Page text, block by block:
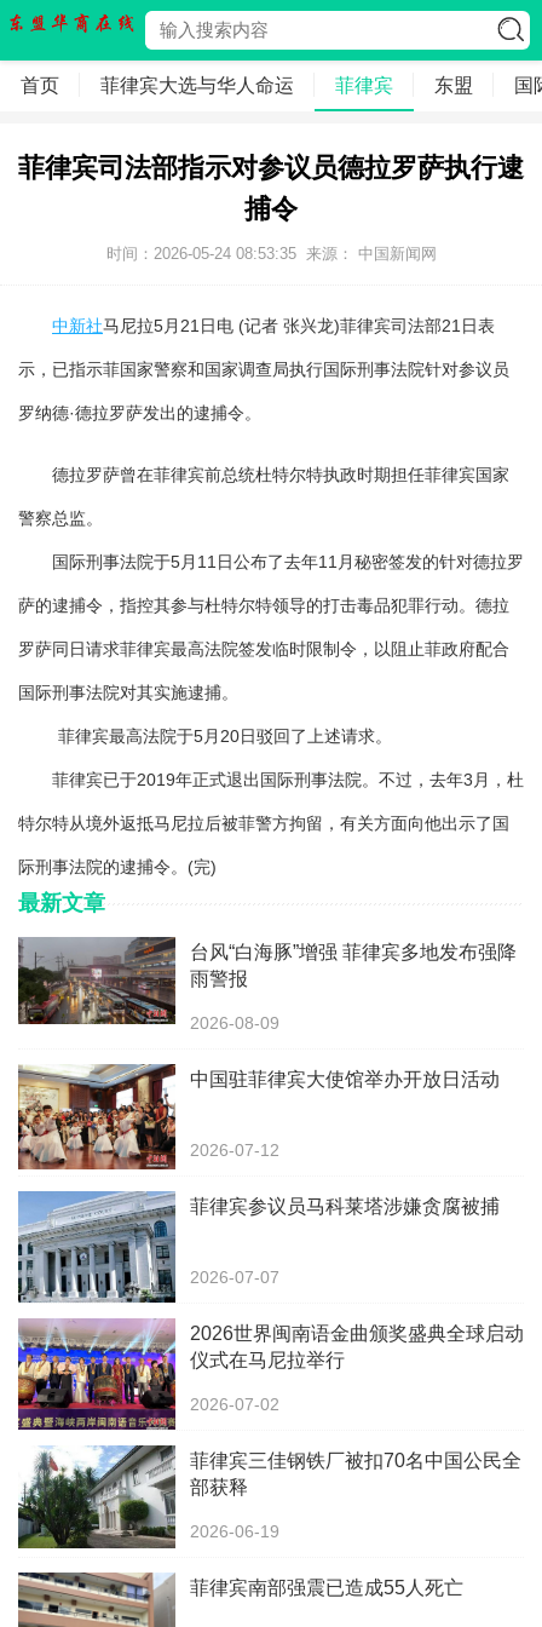
首页 菲律宾大选与华人命运 菲律宾 东盟 国
菲律宾司法部指示对参议员德拉罗萨执行逮
捕令
时间：2026-05-24 08:53:35 来源： 中国新闻网
中新社马尼拉5月21日电 (记者 张兴龙)菲律宾司法部21日表
示，已指示菲国家警察和国家调查局执行国际刑事法院针对参议员
罗纳德·德拉罗萨发出的逮捕令。
德拉罗萨曾在菲律宾前总统杜特尔特执政时期担任菲律宾国家
警察总监。
国际刑事法院于5月11日公布了去年11月秘密签发的针对德拉罗
萨的逮捕令，指控其参与杜特尔特领导的打击毒品犯罪行动。德拉
罗萨同日请求菲律宾最高法院签发临时限制令，以阻止菲政府配合
国际刑事法院对其实施逮捕。
菲律宾最高法院于5月20日驳回了上述请求。
菲律宾已于2019年正式退出国际刑事法院。不过，去年3月，杜
特尔特从境外返抵马尼拉后被菲警方拘留，有关方面向他出示了国
际刑事法院的逮捕令。(完)
最新文章
台风“白海豚”增强 菲律宾多地发布强降
雨警报
2026-08-09
中国驻菲律宾大使馆举办开放日活动
2026-07-12
菲律宾参议员马科莱塔涉嫌贪腐被捕
2026-07-07
2026世界闽南语金曲颁奖盛典全球启动
仪式在马尼拉举行
2026-07-02
菲律宾三佳钢铁厂被扣70名中国公民全
部获释
2026-06-19
菲律宾南部强震已造成55人死亡